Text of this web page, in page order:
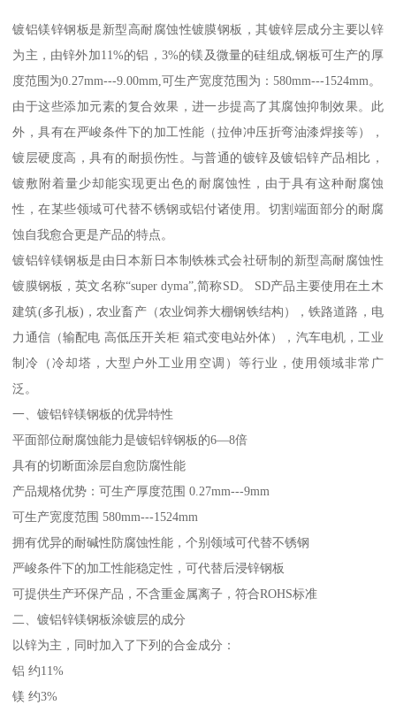
镀铝镁锌钢板是新型高耐腐蚀性镀膜钢板，其镀锌层成分主要以锌
为主，由锌外加11%的铝，3%的镁及微量的硅组成,钢板可生产的厚
度范围为0.27mm---9.00mm,可生产宽度范围为：580mm---1524mm。
由于这些添加元素的复合效果，进一步提高了其腐蚀抑制效果。此
外，具有在严峻条件下的加工性能（拉伸冲压折弯油漆焊接等），
镀层硬度高，具有的耐损伤性。与普通的镀锌及镀铝锌产品相比，
镀敷附着量少却能实现更出色的耐腐蚀性，由于具有这种耐腐蚀
性，在某些领域可代替不锈钢或铝付诸使用。切割端面部分的耐腐
蚀自我愈合更是产品的特点。
镀铝锌镁钢板是由日本新日本制铁株式会社研制的新型高耐腐蚀性
镀膜钢板，英文名称“super dyma”,简称SD。 SD产品主要使用在土木
建筑(多孔板)，农业畜产（农业饲养大棚钢铁结构），铁路道路，电
力通信（输配电 高低压开关柜 箱式变电站外体），汽车电机，工业
制冷（冷却塔，大型户外工业用空调）等行业，使用领域非常广
泛。
一、镀铝锌镁钢板的优异特性
平面部位耐腐蚀能力是镀铝锌钢板的6—8倍
具有的切断面涂层自愈防腐性能
产品规格优势：可生产厚度范围 0.27mm---9mm
可生产宽度范围 580mm---1524mm
拥有优异的耐碱性防腐蚀性能，个别领域可代替不锈钢
严峻条件下的加工性能稳定性，可代替后浸锌钢板
可提供生产环保产品，不含重金属离子，符合ROHS标准
二、镀铝锌镁钢板涂镀层的成分
以锌为主，同时加入了下列的合金成分：
铝 约11%
镁 约3%